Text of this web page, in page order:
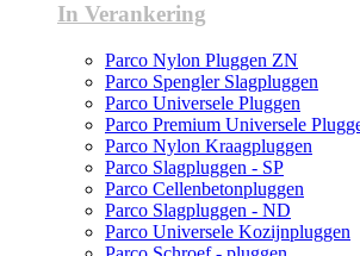
In Verankering
Parco Nylon Pluggen ZN
Parco Spengler Slagpluggen
Parco Universele Pluggen
Parco Premium Universele
Parco Nylon Kraagpluggen
Parco Slagpluggen - SP
Parco Cellenbetonpluggen
Parco Slagpluggen - ND
Parco Universele Kozijnpluggen